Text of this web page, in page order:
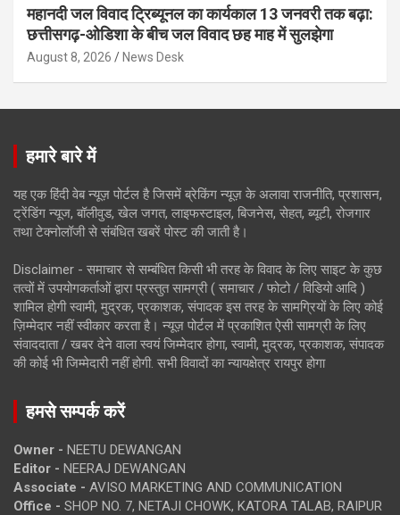
महानदी जल विवाद ट्रिब्यूनल का कार्यकाल 13 जनवरी तक बढ़ा:
छत्तीसगढ़-ओडिशा के बीच जल विवाद छह माह में सुलझेगा
August 8, 2026 News Desk
हमारे बारे में
यह एक हिंदी वेब न्यूज़ पोर्टल है जिसमें ब्रेकिंग न्यूज़ के अलावा राजनीति, प्रशासन,
ट्रेंडिंग न्यूज, बॉलीवुड, खेल जगत, लाइफस्टाइल, बिजनेस, सेहत, ब्यूटी, रोजगार
तथा टेक्नोलॉजी से संबंधित खबरें पोस्ट की जाती है।
Disclaimer - समाचार से सम्बंधित किसी भी तरह के विवाद के लिए साइट के कुछ
तत्वों में उपयोगकर्ताओं द्वारा प्रस्तुत सामग्री ( समाचार / फोटो / विडियो आदि )
शामिल होगी स्वामी, मुद्रक, प्रकाशक, संपादक इस तरह के सामग्रियों के लिए कोई
ज़िम्मेदार नहीं स्वीकार करता है। न्यूज़ पोर्टल में प्रकाशित ऐसी सामग्री के लिए
संवाददाता / खबर देने वाला स्वयं जिम्मेदार होगा, स्वामी, मुद्रक, प्रकाशक, संपादक
की कोई भी जिम्मेदारी नहीं होगी. सभी विवादों का न्यायक्षेत्र रायपुर होगा
हमसे सम्पर्क करें
Owner - NEETU DEWANGAN
Editor - NEERAJ DEWANGAN
Associate - AVISO MARKETING AND COMMUNICATION
Office - SHOP NO. 7, NETAJI CHOWK, KATORA TALAB, RAIPUR